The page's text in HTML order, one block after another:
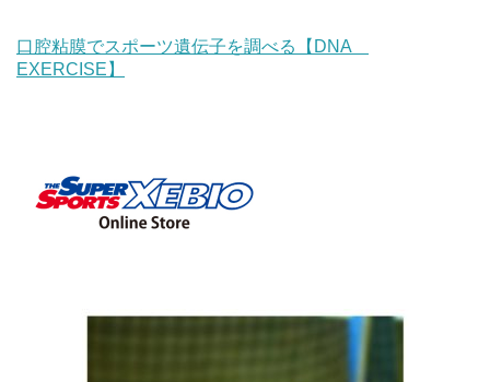
口腔粘膜でスポーツ遺伝子を調べる【DNA
EXERCISE】